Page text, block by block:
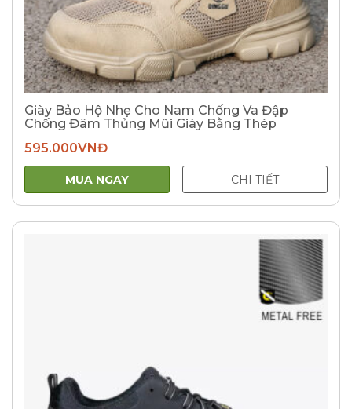
Giày Bảo Hộ Nhẹ Cho Nam Chống Va Đập
Chống Đâm Thủng Mũi Giày Bằng Thép
595.000VNĐ
MUA NGAY CHI TIẾT